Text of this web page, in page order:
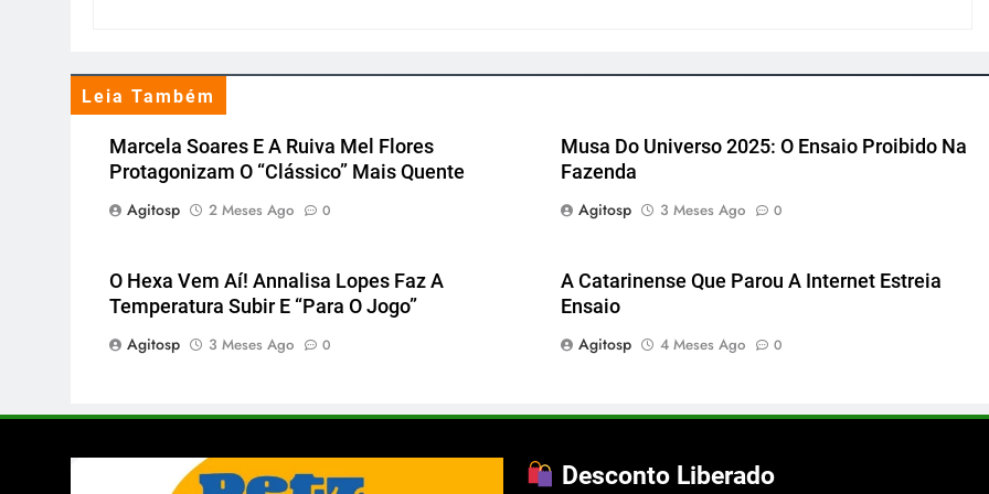
Leia Também
Marcela Soares E A Ruiva Mel Flores
Protagonizam O “clássico” Mais Quente
Agitosp
2 Meses Ago 0
Musa Do Universo 2025: O Ensaio Proibido Na
Fazenda
Agitosp
3 Meses Ago 0
O Hexa Vem Aí! Annalisa Lopes Faz A
Temperatura Subir E “para O Jogo”
Agitosp
3 Meses Ago 0
A Catarinense Que Parou A Internet Estreia
Ensaio
Agitosp
4 Meses Ago 0
Desconto Liberado